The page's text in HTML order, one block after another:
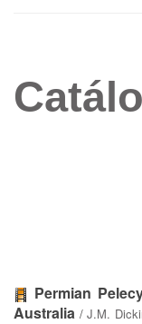
Permian
Australia /J.M.